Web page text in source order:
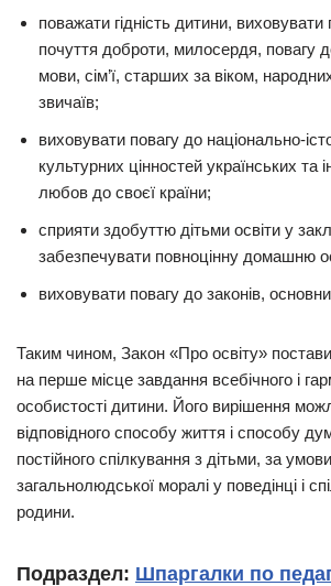
поважати гідність дитини,
почуття доброти, милосердя, повагу
мови, сім’ї, старших за віком,
звичаїв;
виховувати повагу до національно-
культурних цінностей українських та
любов до своєї країни;
сприяти здобуттю дітьми освіти у
забезпечувати повноцінну домашню
виховувати повагу до законів,
Таким чином, Закон «Про освіту»
на перше місце завдання всебічного і
особистості дитини. Його вирішення
відповідного способу життя і способу
постійного спілкування з дітьми, за
загальнолюдської моралі у поведінці і
родини.
Подраздел: Шпаргалки по